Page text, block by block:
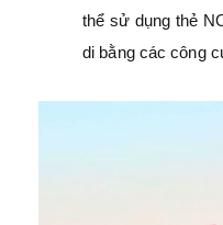
thể sử dụng thẻ
di bằng các công